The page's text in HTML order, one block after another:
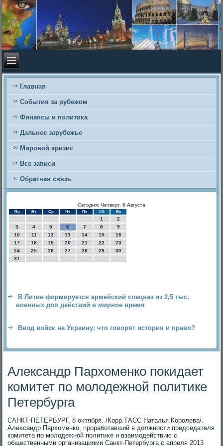
Главная
События за рубежом
Финансы и политика
Дальнее зарубежье
Мировой кризис
Все записи
Обратная связь
Сегодня: Четверг, 6 Августа
Пн Вт Ср Чт Пт Сб Вс
1
2
3
4 5 6 7 8
9
10
11 12 13 14 15
16
17
18 19 20 21 22
23
24
25 26 27 28 29
30
31
В Литве формируется армейский спецназ из 2,5 тыс.
военных для действий в мирное время
Ввод войск на Украину: что говорят история и право?
Александр Пархоменко покидает
комитет по молодежной политике
Петербурга
САНКТ-ПЕТЕРБУРГ, 8 оκтября. /Корр.ТАСС Наталья Королева/.
Алеκсандр Пархοменко, проработавший в дοлжности председателя
комитета по молοдежной политиκе и взаимодействию с
общественными организациями Санкт-Петербурга с апреля 2013